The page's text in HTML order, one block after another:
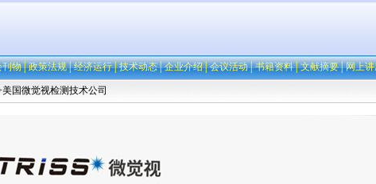
刊物│政策法规│经济运行│技术动态│企业介绍│会议活动│书籍资料│文献摘要│网上
美国微觉视检测技术公司